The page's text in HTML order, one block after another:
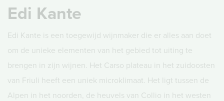
Edi Kante
Edi Kante is een toegewijd wijnmaker die er alles aan doet
om de unieke elementen van het gebied tot uiting te
brengen in zijn wijnen. Het Carso plateau in het zuidoosten
van Friuli heeft een uniek microklimaat. Het ligt tussen de
Alpen in het noorden, de heuvels van Collio in het westen